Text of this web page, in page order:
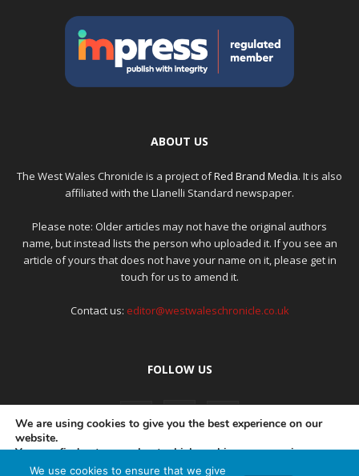
ABOUT US
The West Wales Chronicle is a project ofRed Brand Media. It is also
affiliated with the Llanelli Standard newspaper.
Please note: Older articles may not have the original authors
name, but instead lists the person who uploaded it. If you see an
article of yours that does not have your name on it, please get in
touch for us to amend it.
Contact us: editor@westwaleschronicle.co.uk
FOLLOW US
We are using cookies to give you the best experience on our
website.
You can find out more about which cookies we are using or
switch them off insettings.
We use cookies to ensure that we give